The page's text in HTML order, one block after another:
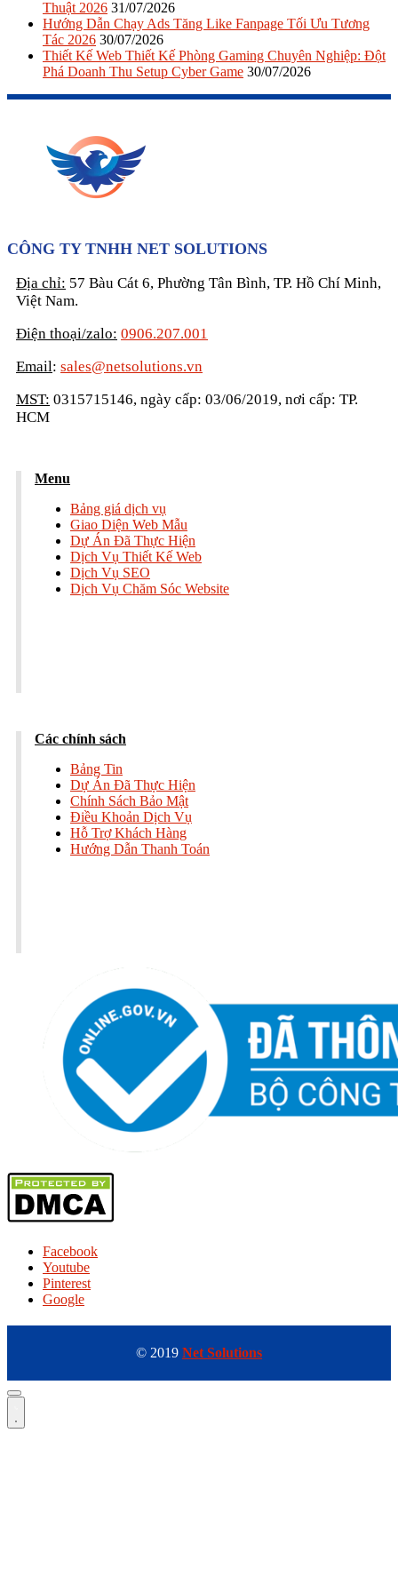
Thuật 2026 31/07/2026
Hướng Dẫn Chạy Ads Tăng Like Fanpage Tối Ưu Tương
Tác 2026 30/07/2026
Thiết Kế Web Thiết Kế Phòng Gaming Chuyên Nghiệp: Đột
Phá Doanh Thu Setup Cyber Game 30/07/2026
CÔNG TY TNHH NET SOLUTIONS
Địa chỉ: 57 Bàu Cát 6, Phường Tân Bình, TP. Hồ Chí Minh,
Việt Nam.
Điện thoại/zalo: 0906.207.001
Email: sales@netsolutions.vn
MST: 0315715146, ngày cấp: 03/06/2019, nơi cấp: TP.
HCM
Menu
Bảng giá dịch vụ
Giao Diện Web Mẫu
Dự Án Đã Thực Hiện
Dịch Vụ Thiết Kế Web
Dịch Vụ SEO
Dịch Vụ Chăm Sóc Website
Các chính sách
Bảng Tin
Dự Án Đã Thực Hiện
Chính Sách Bảo Mật
Điều Khoản Dịch Vụ
Hỗ Trợ Khách Hàng
Hướng Dẫn Thanh Toán
Facebook
Youtube
Pinterest
Google
© 2019 Net Solutions